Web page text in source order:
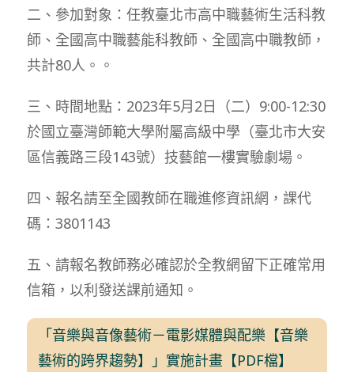
二、參加對象：任教臺北市高中職藝術生活科教
師、全國高中職藝能科教師、全國高中職教師，
共計80人。。
三、時間地點：2023年5月2日（二）9:00-12:30
於國立臺灣師範大學附屬高級中學（臺北市大安
區信義路三段143號）技藝館一樓實驗劇場。
四、報名請至全國教師在職進修資訊網，課代
碼：3801143
五、請報名教師務必確認於全教網留下正確常用
信箱，以利發送課前通知。
「音樂與音像藝術－電影媒體與配樂【音樂
藝術的跨界趨勢】」實施計畫【PDF檔】